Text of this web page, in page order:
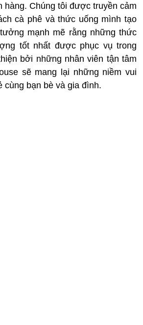
hàng. Chúng tôi được truyền cảm
cà phê và thức uống mình tạo
mạnh mẽ rằng những thức
tốt nhất được phục vụ trong
bởi những nhân viên tận tâm
sẽ mang lại những niềm vui
cùng bạn bè và gia đình.